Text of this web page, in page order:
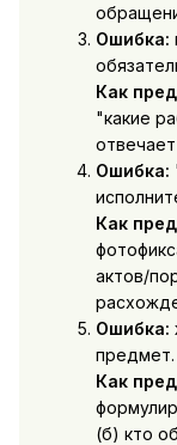
Ошибка:
Как
"какие
Ошибка:
Как
актов/
Ошибка:
предмет.
Как
(б) кто